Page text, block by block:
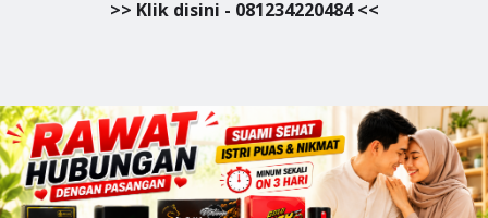
>> Klik disini - 081234220484 <<